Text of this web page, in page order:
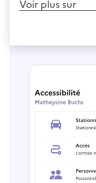
Voir plus sur